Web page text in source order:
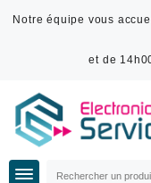
Notre équipe vous
et de